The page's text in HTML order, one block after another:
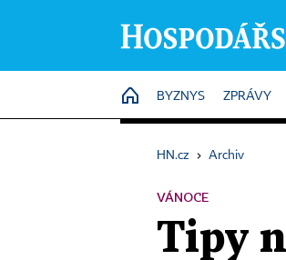
HOME
BYZNYS ZPRÁVY
HN.cz › Archiv
VÁNOCE
Tipy